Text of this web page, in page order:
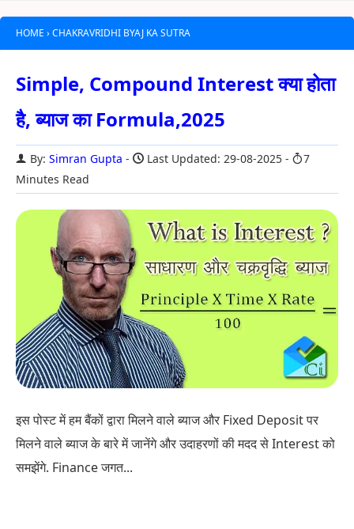
HOME › CHAKRAVRIDHI BYAJ KA SUTRA
Simple, Compound Interest क्या होता
है, ब्याज का Formula,2025
By: Simran Gupta Last Updated: 29-08-2025
7
Minutes Read
इस पोस्ट में हम बैंकों द्वारा मिलने वाले ब्याज और Fixed Deposit पर
मिलने वाले ब्याज के बारे में जानेंगे और उदाहरणों की मदद से Interest को
समझेंगे. Finance जगत...